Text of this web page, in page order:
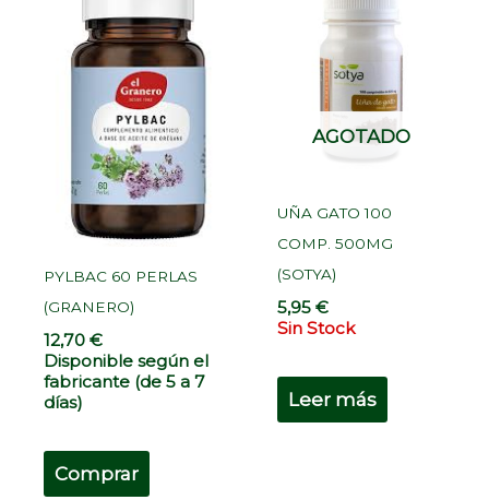
PYLBAC 60 PERLAS
(GRANERO)
12,70€
Disponible según el
fabricante (de 5 a 7
días)
Comprar
AGOTADO
UÑA GATO 100
COMP. 500MG
(SOTYA)
5,95€
Sin Stock
Leer más